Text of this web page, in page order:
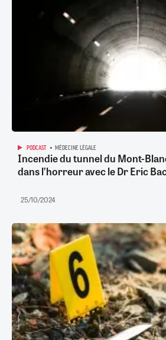
PODCAST MÉDECINE LÉGALE
Incendie du tunnel du Mont-
dans l’horreur avec le Dr Eric
25/10/2024